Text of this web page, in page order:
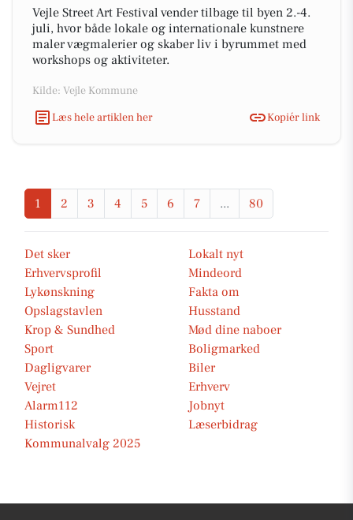
Vejle Street Art Festival vender tilbage til byen 2.-4.
juli, hvor både lokale og internationale kunstnere
maler vægmalerier og skaber liv i byrummet med
workshops og aktiviteter.
Kilde: Vejle Kommune
Læs hele artiklen her
Kopiér link
1 2 3 4 5 6 7 ... 80
Det sker
Lokalt nyt
Erhvervsprofil
Mindeord
Lykønskning
Fakta om
Opslagstavlen
Husstand
Krop & Sundhed
Mød dine naboer
Sport
Boligmarked
Dagligvarer
Biler
Vejret
Erhverv
Alarm112
Jobnyt
Historisk
Læserbidrag
Kommunalvalg 2025